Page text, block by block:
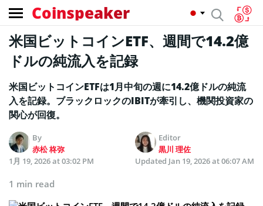
Coinspeaker
米国ビットコインETF、週間で14.2億
ドルの純流入を記録
米国ビットコインETFは1月中旬の週に14.2億ドルの純流
入を記録。ブラックロックのIBITが牽引し、機関投資家の
関心が回復。
By
赤松 柊弥
Editor
黒川 理佐
1月 19, 2026 at 03:02 PM
Updated Jan 19, 2026 at 06:07 AM
1 min read